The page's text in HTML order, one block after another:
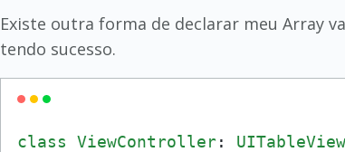
Existe outra forma de declarar meu Array
tendo sucesso.
class ViewController: